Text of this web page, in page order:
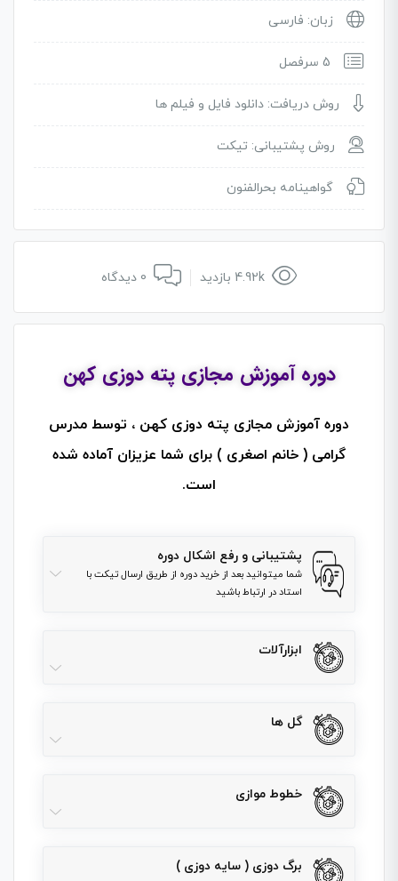
زبان: فارسی
5 سرفصل
روش دریافت: دانلود فایل و فیلم ها
روش پشتیبانی: تیکت
گواهینامه بحرالفنون
دوره آموزش مجازی پته دوزی کهن
دوره آموزش مجازی پته دوزی کهن ، توسط مدرس
گرامی ( خانم اصغری ) برای شما عزیزان آماده شده
است.
پشتیبانی و رفع اشکال دوره
شما میتوانید بعد از خرید دوره از طریق ارسال تیکت با
استاد در ارتباط باشید
ابزارآلات
گل ها
خطوط موازی
برگ دوزی ( سایه دوزی )